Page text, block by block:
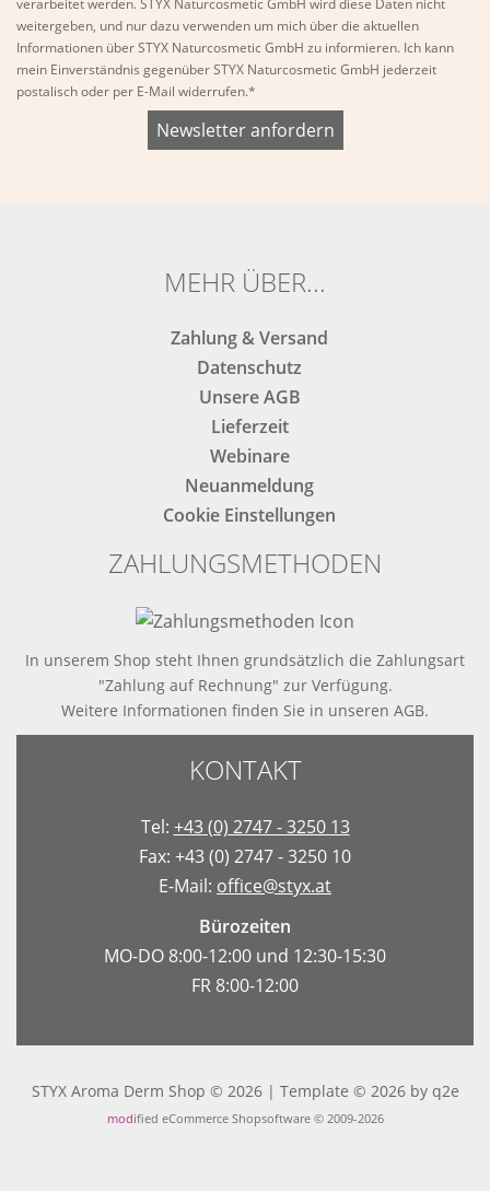
weitergeben, und nur dazu verwenden um mich über die aktuellen
Informationen über STYX Naturcosmetic GmbH zu informieren. Ich kann
mein Einverständnis gegenüber STYX Naturcosmetic GmbH jederzeit
postalisch oder per E-Mail widerrufen.*
MEHR ÜBER...
Zahlung & Versand
Datenschutz
Unsere AGB
Lieferzeit
Webinare
Neuanmeldung
Cookie Einstellungen
ZAHLUNGSMETHODEN
In unserem Shop steht Ihnen grundsätzlich die Zahlungsart
"Zahlung auf Rechnung" zur Verfügung.
Weitere Informationen finden Sie in unseren AGB.
KONTAKT
Tel: +43 (0) 2747 - 3250 13
Fax: +43 (0) 2747 - 3250 10
E-Mail: office@styx.at
Bürozeiten
MO-DO 8:00-12:00 und 12:30-15:30
FR 8:00-12:00
STYX Aroma Derm Shop © 2026 | Template © 2026 by q2e
modified eCommerce Shopsoftware © 2009-2026